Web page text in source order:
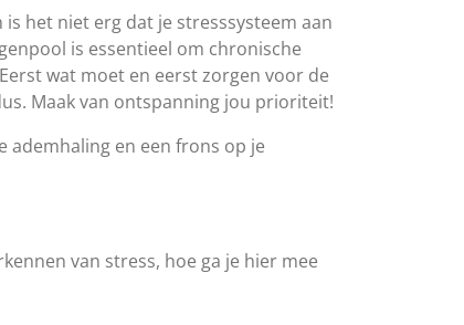
het niet erg dat je stresssysteem aan
is essentieel om chronische
wat moet en eerst zorgen voor de
Maak van ontspanning jou prioriteit!
ademhaling en een frons op je
van stress, hoe ga je hier mee